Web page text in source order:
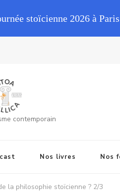
contemporain
Nos livres Nos
la philosophie stoïcienne ? 2/3
stoïcienne 2026 à Paris